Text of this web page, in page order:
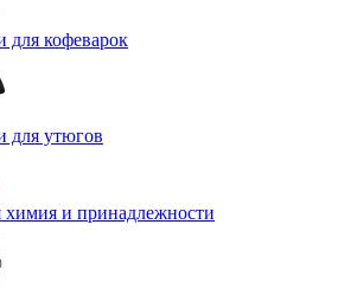
для кофеварок
для утюгов
химия и принадлежности